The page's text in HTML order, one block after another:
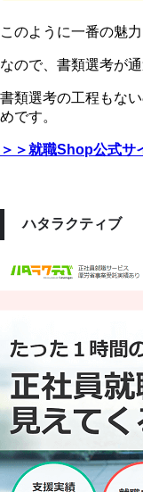
このように一番の魅
なので、書類選考が
書類選考の工程もな
めです。
＞＞就職Shop公式サ
ハタラクティブ